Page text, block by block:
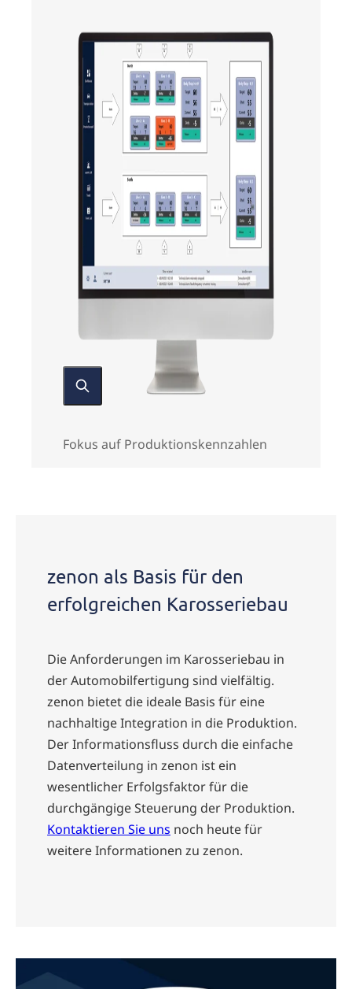
Fokus auf Produktionskennzahlen
zenon als Basis für den
erfolgreichen Karosseriebau
Die Anforderungen im Karosseriebau in
der Automobilfertigung sind vielfältig.
zenon bietet die ideale Basis für eine
nachhaltige Integration in die Produktion.
Der Informationsfluss durch die einfache
Datenverteilung in zenon ist ein
wesentlicher Erfolgsfaktor für die
durchgängige Steuerung der Produktion.
Kontaktieren Sie uns noch heute für
weitere Informationen zu zenon.